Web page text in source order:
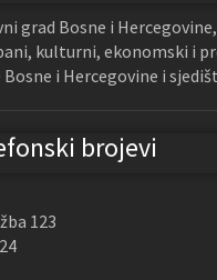
grad Bosne i
kulturni, ekonomski i
i Hercegovine i
brojevi
123